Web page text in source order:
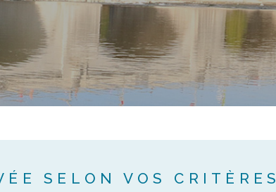
SELON VOS CRITÈRES